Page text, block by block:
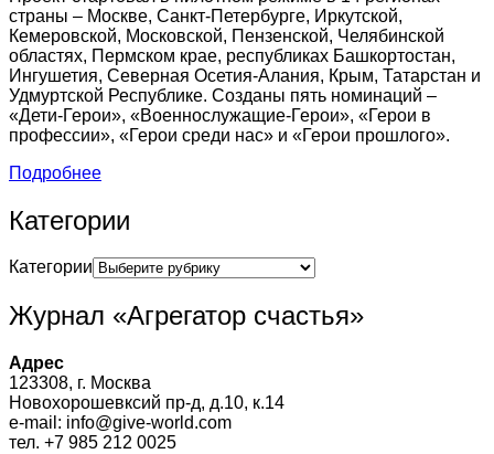
страны – Москве, Санкт-Петербурге, Иркутской,
Кемеровской, Московской, Пензенской, Челябинской
областях, Пермском крае, республиках Башкортостан,
Ингушетия, Северная Осетия-Алания, Крым, Татарстан и
Удмуртской Республике. Созданы пять номинаций –
«Дети-Герои», «Военнослужащие-Герои», «Герои в
профессии», «Герои среди нас» и «Герои прошлого».
Подробнее
Категории
Категории
Журнал «Агрегатор счастья»
Адрес
123308, г. Москва
Новохорошевксий пр-д, д.10, к.14
e-mail: info@give-world.com
тел. +7 985 212 0025